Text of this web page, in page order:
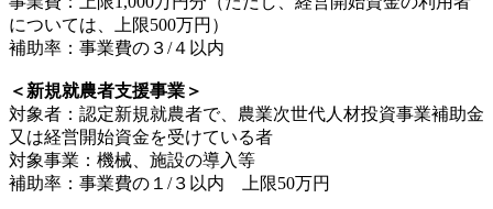
については、上限500万円）
補助率：事業費の３/４以内
＜新規就農者支援事業＞
対象者：認定新規就農者で、農業次世代人材投資事業補助金
又は経営開始資金を受けている者
対象事業：機械、施設の導入等
補助率：事業費の１/３以内 上限50万円